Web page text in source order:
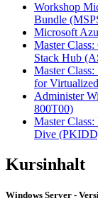
Workshop
Bundle
Microsoft
Master
Stack Hub
Master
for
Administer
800T00)
Master
Dive
Kursinhalt
Windows Server -